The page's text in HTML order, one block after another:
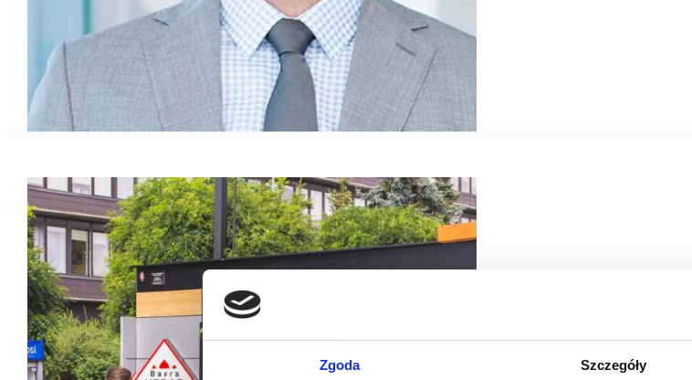
Zgoda Szczegóły